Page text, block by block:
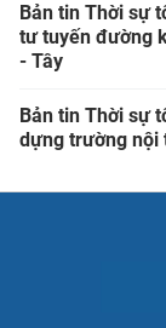
Bản tin Thời sự
tư tuyến đường
- Tây
Bản tin Thời sự
dựng trường nội